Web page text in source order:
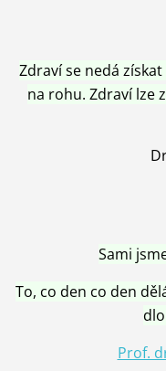
Zdraví se nedá
na rohu. Zdraví lze
Sami
To, co den co den
Prof.